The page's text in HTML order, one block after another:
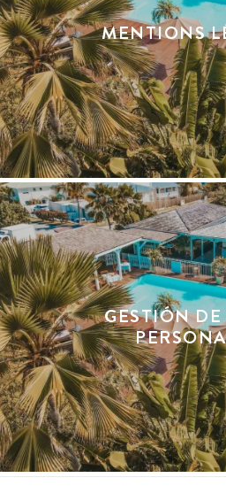
MENTIONS
GESTIÓN